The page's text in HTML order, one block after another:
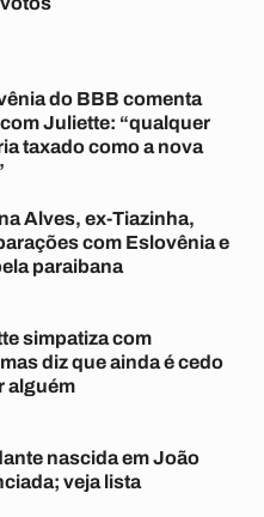
do BBB comenta
Juliette: “qualquer
taxado como a nova
Alves, ex-Tiazinha,
com Eslovênia e
paraibana
simpatiza com
diz que ainda é cedo
alguém
nascida em João
veja lista